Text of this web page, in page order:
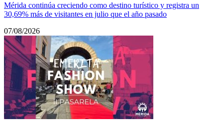
Mérida continúa creciendo como destino turístico y registra un
30,69% más de visitantes en julio que el año pasado
07/08/2026